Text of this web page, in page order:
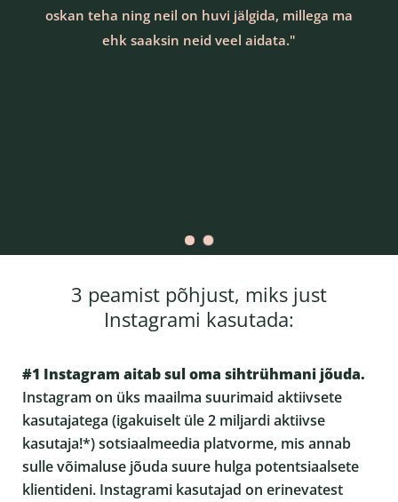
oskan teha ning neil on huvi jälgida, millega ma
ehk saaksin neid veel aidata."
3 peamist põhjust, miks just
Instagrami kasutada:
#1 Instagram aitab sul oma sihtrühmani jõuda.
Instagram on üks maailma suurimaid aktiivsete
kasutajatega (igakuiselt üle 2 miljardi aktiivse
kasutaja!*) sotsiaalmeedia platvorme, mis annab
sulle võimaluse jõuda suure hulga potentsiaalsete
klientideni. Instagrami kasutajad on erinevatest